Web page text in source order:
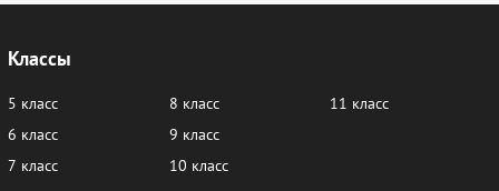
Классы
5 класс
6 класс
7 класс
8 класс
9 класс
10 класс
11 класс